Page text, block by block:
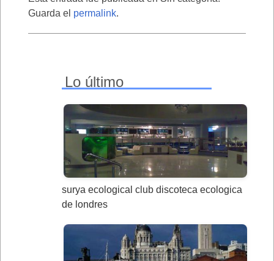
Guarda el permalink.
Lo último
surya ecological club discoteca ecologica
de londres